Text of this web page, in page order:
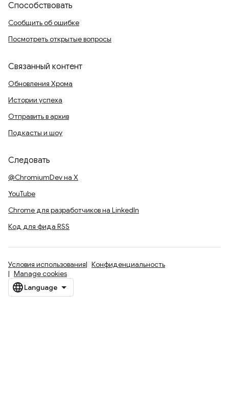
Способствовать
Сообщить об ошибке
Посмотреть открытые вопросы
Связанный контент
Обновления Хрома
Истории успеха
Отправить в архив
Подкасты и шоу
Следовать
@ChromiumDev на X
YouTube
Chrome для разработчиков на LinkedIn
Код для фида RSS
Условия использования
Конфиденциальность
Manage cookies